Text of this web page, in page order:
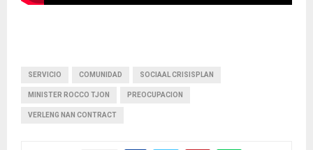
SERVICIO COMUNIDAD SOCIAAL CRISISPLAN
MINISTER ROCCO TJON PREOCUPACION
VERLENG NAN CONTRACT